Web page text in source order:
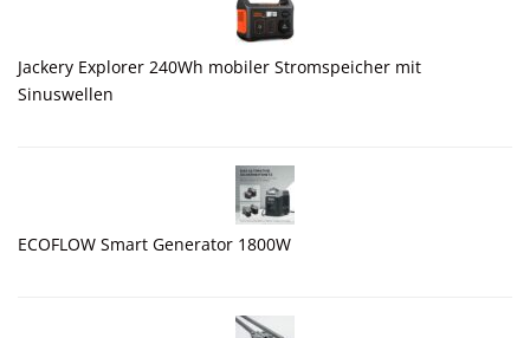
Jackery Explorer 240Wh mobiler Stromspeicher mit
Sinuswellen
ECOFLOW Smart Generator 1800W